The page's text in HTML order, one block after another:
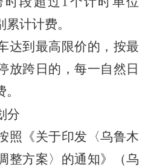
计计费。
达到最高限价的，按最
放跨日的，每一自然日
分
照《关于印发〈乌鲁木
整方案〉的通知》（乌